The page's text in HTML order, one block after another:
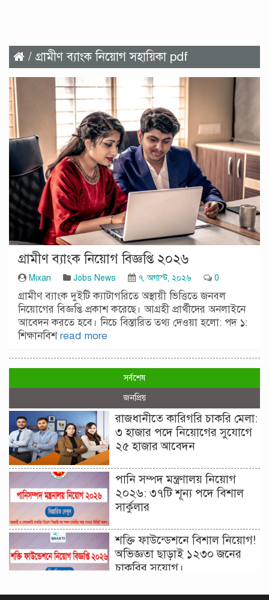
/ গ্রামীণ ব্যাংক নিয়োগ সহায়িকা pdf
গ্রামীণ ব্যাংক নিয়োগ বিজ্ঞপ্তি ২০২৬
Mixan Jobs News ৭, অগাস্ট, ২০২৬ 0
গ্রামীণ ব্যাংক দুইটি ক্যাটাগরিতে অস্থায়ী ভিত্তিতে জনবল
নিয়োগের বিজ্ঞপ্তি প্রকাশ করেছে। আগ্রহী প্রার্থীদের অনলাইনে
আবেদন করতে হবে। নিচে বিস্তারিত তথ্য দেওয়া হলো: পদ ১:
শিক্ষানবিশread more
সর্বশেষ
জনপ্রিয়
রাজধানীতে কারিগরি চাকরি মেলা:
৩ হাজার পদে নিয়োগের সুযোগে
২৫ হাজার আবেদন
পানি সম্পদ মন্ত্রণালয় নিয়োগ
২০২৬: ৩৭টি শূন্য পদে বিশাল
সার্কুলার
শক্তি ফাউন্ডেশনে বিশাল নিয়োগ!
অভিজ্ঞতা ছাড়াই ১২৩০ জনের
চাকরির সুযোগ।